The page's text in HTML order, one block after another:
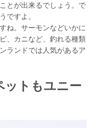
とが出来るでしょう。で
ですよ。
ね。サーモンなどいかに
、カニなど、釣れる種類
ランドでは人気があるア
トもユニー